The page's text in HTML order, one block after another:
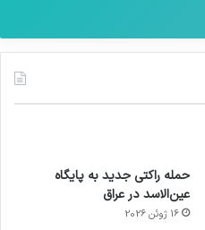
حمله راکتی جدید به پایگاه
عین‌الاسد در عراق
16 ژوئن 2026